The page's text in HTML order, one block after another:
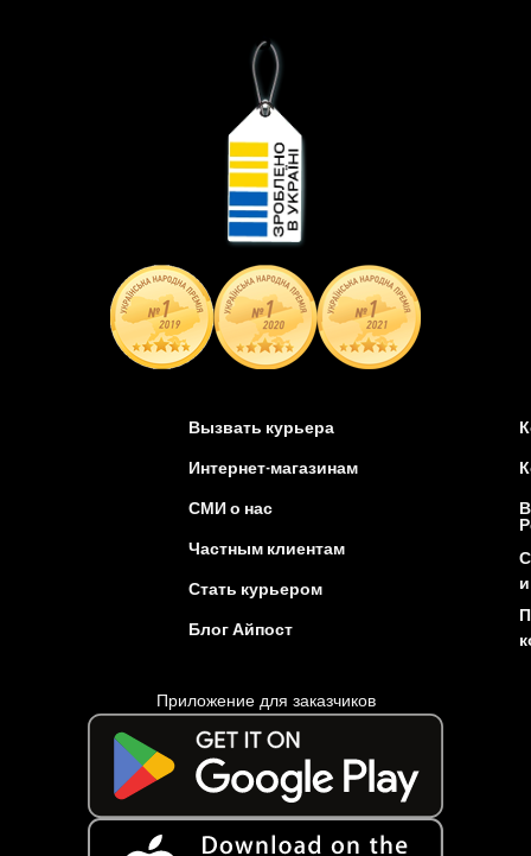
Вызвать курьера
Интернет-магазинам
СМИ о нас
Частным клиентам
Стать курьером
Блог Айпост
Приложение для заказчиков